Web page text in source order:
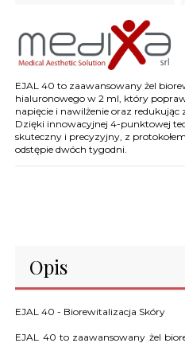
EJAL 40 to zaawansowany żel
hialuronowego w 2 ml, który
napięcie i nawilżenie oraz
Dzięki innowacyjnej 4-punktowej
skuteczny i precyzyjny, z
odstępie dwóch tygodni.
Opis
EJAL 40 - Biorewitalizacja Skóry
EJAL 40 to zaawansowany żel